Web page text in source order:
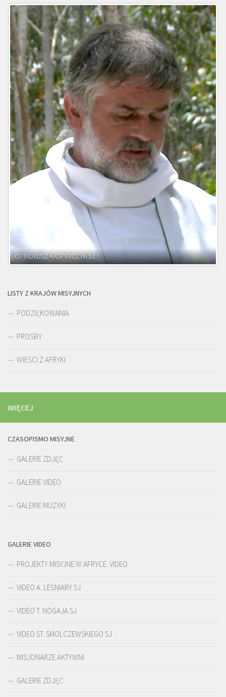
O. ADNRZEJ LEŚNIARA SJ
LISTY Z KRAJÓW MISYJNYCH
PODZIĘKOWANIA
PROŚBY
WIEŚCI Z AFRYKI
WIĘCEJ
CZASOPISMO MISYJNE
GALERIE ZDJĘĆ
GALERIE VIDEO
GALERIE MUZYKI
GALERIE VIDEO
PROJEKTY MISYJNE W AFRYCE. VIDEO
VIDEO A. LEŚNIARY SJ
VIDEO T. NOGAJA SJ
VIDEO ST. SMOLCZEWSKIEGO SJ
MISJONARZE AKTYWNI
GALERIE ZDJĘĆ